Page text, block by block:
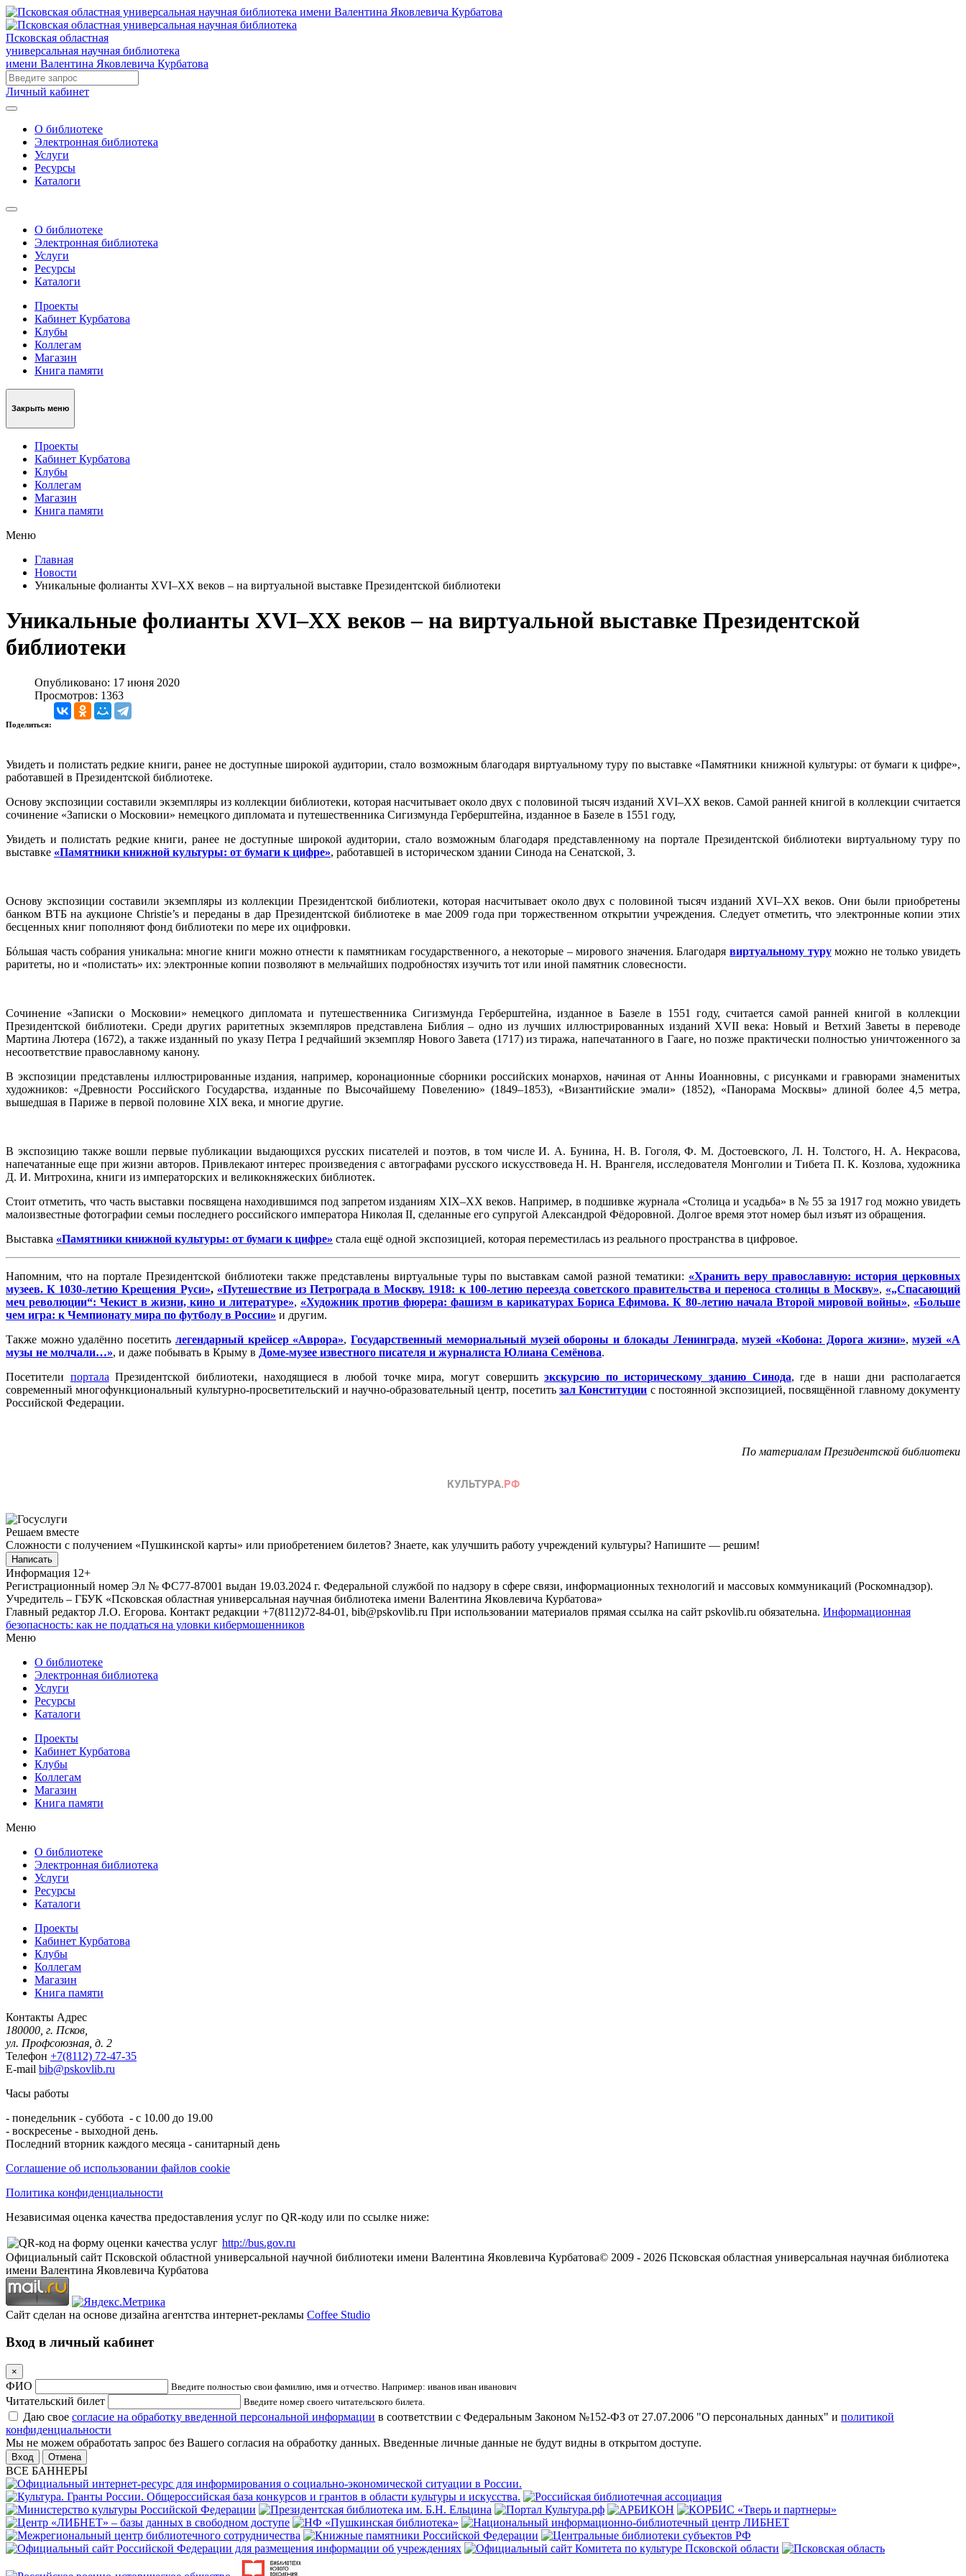
Псковская областная
универсальная научная библиотека
имени Валентина Яковлевича Курбатова
Личный кабинет
О библиотеке
Электронная библиотека
Услуги
Ресурсы
Каталоги
О библиотеке
Электронная библиотека
Услуги
Ресурсы
Каталоги
Проекты
Кабинет Курбатова
Клубы
Коллегам
Магазин
Книга памяти
Закрыть меню
Проекты
Кабинет Курбатова
Клубы
Коллегам
Магазин
Книга памяти
Меню
Главная
Новости
Уникальные фолианты XVI–XX веков – на виртуальной выставке Президентской библиотеки
Уникальные фолианты XVI–XX веков – на виртуальной выставке Президентской
библиотеки
Опубликовано: 17 июня 2020
Просмотров: 1363
Поделиться:
Увидеть и полистать редкие книги, ранее не доступные широкой аудитории, стало возможным благодаря виртуальному туру по выставке «Памятники книжной культуры: от бумаги к цифре»,
работавшей в Президентской библиотеке.
Основу экспозиции составили экземпляры из коллекции библиотеки, которая насчитывает около двух с половиной тысяч изданий XVI–XX веков. Самой ранней книгой в коллекциисчитается
сочинение «Записки о Московии» немецкого дипломата и путешественника Сигизмунда Герберштейна, изданное в Базеле в 1551 году,
Увидеть и полистать редкие книги, ранее не доступные широкой аудитории, стало возможным благодаря представленному на портале Президентской библиотеки виртуальному туру по
выставке «Памятники книжной культуры: от бумаги к цифре», работавшей в историческом здании Синода на Сенатской, 3.
Основу экспозиции составили экземпляры из коллекции Президентской библиотеки, которая насчитывает около двух с половиной тысяч изданий XVI–XX веков. Они были приобретены
банком ВТБ на аукционе Christie’s и переданы в дар Президентской библиотеке в мае 2009 года при торжественном открытии учреждения. Следует отметить, что электронные копии этих
бесценных книг пополняют фонд библиотеки по мере их оцифровки.
Бόльшая часть собрания уникальна: многие книги можно отнести к памятникам государственного, а некоторые – мирового значения. Благодарявиртуальному туруможно не только увидеть
раритеты, но и «полистать» их: электронные копии позволяют в мельчайших подробностях изучить тот или иной памятник словесности.
Сочинение «Записки о Московии» немецкого дипломата и путешественника Сигизмунда Герберштейна, изданное в Базеле в 1551 году, считается самой ранней книгой в коллекции
Президентской библиотеки. Среди других раритетных экземпляров представлена Библия – одно из лучших иллюстрированных изданий XVII века: Новый и Ветхий Заветы в переводе
Мартина Лютера (1672), а также изданный по указу Петра I редчайший экземпляр Нового Завета (1717) из тиража, напечатанного в Гааге, но позже практически полностью уничтоженного за
несоответствие православному канону.
В экспозиции представлены иллюстрированные издания, например, коронационные сборники российских монархов, начиная от Анны Иоанновны, с рисунками и гравюрами знаменитых
художников: «Древности Российского Государства, изданные по Высочайшему Повелению» (1849–1853), «Византийские эмали» (1852), «Панорама Москвы» длиной более 4,5 метра,
вышедшая в Париже в первой половине XIX века, и многие другие.
В экспозицию также вошли первые публикации выдающихся русских писателей и поэтов, в том числе И. А. Бунина, Н. В. Гоголя, Ф. М. Достоевского, Л. Н. Толстого, Н. А. Некрасова,
напечатанные еще при жизни авторов. Привлекают интерес произведения с автографами русского искусствоведа Н. Н. Врангеля, исследователя Монголии и Тибета П. К. Козлова, художника
Д. И. Митрохина, книги из императорских и великокняжеских библиотек.
Стоит отметить, что часть выставки посвящена находившимся под запретом изданиям XIX–XX веков. Например, в подшивке журнала «Столица и усадьба» в № 55 за 1917 год можно увидеть
малоизвестные фотографии семьи последнего российского императора Николая II, сделанные его супругой Александрой Фёдоровной. Долгое время этот номер был изъят из обращения.
Выставка «Памятники книжной культуры: от бумаги к цифре» стала ещё одной экспозицией, которая переместилась из реального пространства в цифровое.
Напомним, что на портале Президентской библиотеки также представлены виртуальные туры по выставкам самой разной тематики: «Хранить веру православную: история церковных
музеев. К 1030-летию Крещения Руси», «Путешествие из Петрограда в Москву. 1918: к 100-летию переезда советского правительства и переноса столицы в Москву», «„Спасающий
меч революции“: Чекист в жизни, кино и литературе», «Художник против фюрера: фашизм в карикатурах Бориса Ефимова. К 80-летию начала Второй мировой войны», «Больше
чем игра: к Чемпионату мира по футболу в России» и другим.
Также можно удалённо посетить легендарный крейсер «Аврора»,Государственный мемориальный музей обороны и блокады Ленинграда,музей «Кобона: Дорога жизни»,музей «А
музы не молчали…», и даже побывать в Крыму в Доме-музее известного писателя и журналиста Юлиана Семёнова.
Посетители портала Президентской библиотеки, находящиеся в любой точке мира, могут совершить экcкурсию по историческому зданию Синода, где в наши дни располагается
современный многофункциональный культурно-просветительский и научно-образовательный центр, посетить зал Конституции с постоянной экспозицией, посвящённой главному документу
Российской Федерации.
По материалам Президентской библиотеки
Решаем вместе
Сложности с получением «Пушкинской карты» или приобретением билетов? Знаете, как улучшить работу учреждений культуры? Напишите — решим!
Написать
Информация 12+
Регистрационный номер Эл № ФС77-87001 выдан 19.03.2024 г. Федеральной службой по надзору в сфере связи, информационных технологий и массовых коммуникаций (Роскомнадзор).
Учредитель – ГБУК «Псковская областная универсальная научная библиотека имени Валентина Яковлевича Курбатова»
Главный редактор Л.О. Егорова. Контакт редакции +7(8112)72-84-01, bib@pskovlib.ru При использовании материалов прямая ссылка на сайт pskovlib.ru обязательна. Информационная
безопасность: как не поддаться на уловки кибермошенников
Меню
О библиотеке
Электронная библиотека
Услуги
Ресурсы
Каталоги
Проекты
Кабинет Курбатова
Клубы
Коллегам
Магазин
Книга памяти
Меню
О библиотеке
Электронная библиотека
Услуги
Ресурсы
Каталоги
Проекты
Кабинет Курбатова
Клубы
Коллегам
Магазин
Книга памяти
Контакты Адрес
180000, г. Псков,
ул. Профсоюзная, д. 2
Телефон +7(8112) 72-47-35
E-mail bib@pskovlib.ru
Часы работы
- понедельник - суббота - с 10.00 до 19.00
- воскресенье - выходной день.
Последний вторник каждого месяца - санитарный день
Соглашение об использовании файлов cookie
Политика конфиденциальности
Независимая оценка качества предоставления услуг по QR-коду или по ссылке ниже:
http://bus.gov.ru
Официальный сайт Псковской областной универсальной научной библиотеки имени Валентина Яковлевича Курбатова© 2009 - 2026 Псковская областная универсальная научная библиотека
имени Валентина Яковлевича Курбатова
Сайт сделан на основе дизайна агентства интернет-рекламы Coffee Studio
Вход в личный кабинет
×
ФИО Введите полностью свои фамилию, имя и отчество. Например: иванов иван иванович
Читательский билет Введите номер своего читательского билета.
Даю свое согласие на обработку введенной персональной информации в соответствии с Федеральным Законом №152-ФЗ от 27.07.2006 "О персональных данных" и политикой
конфиденциальности
Мы не можем обработать запрос без Вашего согласия на обработку данных. Введенные личные данные не будут видны в открытом доступе.
Отмена
ВСЕ БАННЕРЫ